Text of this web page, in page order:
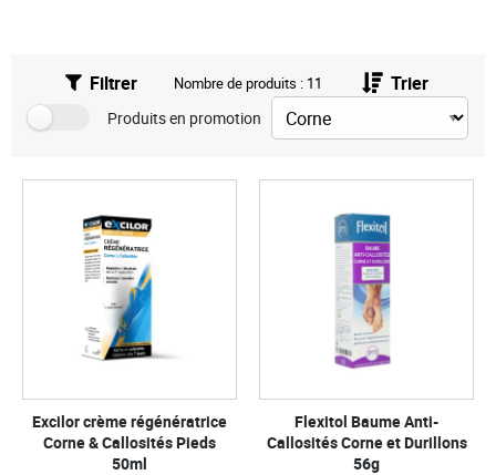
Filtrer Nombre de produits : 11 Trier
Produits en promotion
Excilor crème régénératrice
Corne & Callosités Pieds
50ml
Flexitol Baume Anti-
Callosités Corne et Durillons
56g